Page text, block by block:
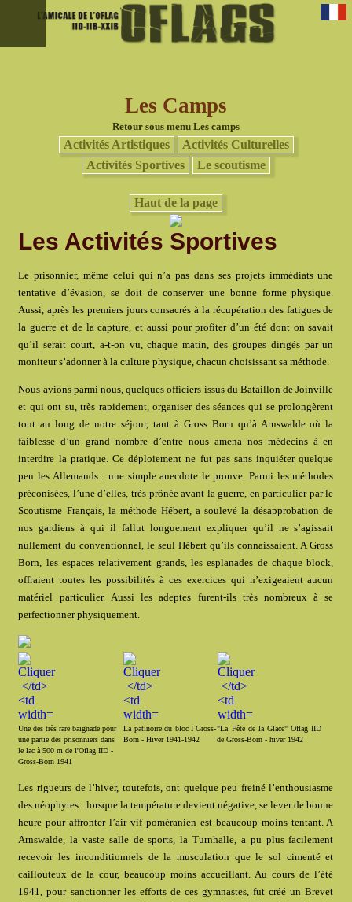
Les Camps
Retour sous menu Les camps
Activités Artistiques
Activités Culturelles
Activités Sportives
Le scoutisme
Haut de la page
Les Activités Sportives
Le prisonnier, même celui qui n’a pas dans ses projets immédiats une
tentative d’évasion, se doit de conserver une bonne forme physique.
Aussi, après les premiers jours consacrés à la récupération des fatigues de
la guerre et de la capture, et aussi pour profiter d’un été dont on savait
qu’il serait court, a-t-on vu, chaque matin, des groupes dirigés par un
moniteur s’adonner à la culture physique, chacun choisissant sa méthode.
Nous avions parmi nous, quelques officiers issus du Bataillon de Joinville
et qui ont su, très rapidement, organiser des séances qui se prolongèrent
tout au long de notre séjour, tant à Gross Born qu’à Arnswalde où la
faiblesse d’un grand nombre d’entre nous amena nos médecins à en
interdire la pratique. Ce déploiement ne fut pas sans inquiéter quelque
peu les Allemands : une simple anecdote le prouve. Parmi les méthodes
préconisées, l’une d’elles, très prônée avant la guerre, en particulier par le
Scoutisme Français, la méthode Hébert, a soulevé la désapprobation de
nos gardiens à qui il fallut longuement expliquer qu’il ne s’agissait
nullement du conventionnel, le seul Hébert qu’ils connaissaient. A Gross
Born, les espaces relativement grands, les esplanades de chaque block,
offraient toutes les possibilités à ces exercices qui n’exigeaient aucun
matériel particulier. Aussi les adeptes furent-ils très nombreux à se
perfectionner physiquement.
Une des très rare baignade pour
une partie des prisonniers dans
le lac à 500 m de l'Oflag IID -
Gross-Born 1941
La patinoire du bloc I Gross-
Born - Hiver 1941-1942
"La Fête de la Glace" Oflag IID
de Gross-Born - hiver 1942
Les rigueurs de l’hiver, toutefois, ont quelque peu freiné l’enthousiasme
des néophytes : lorsque la température devient négative, se lever de bonne
heure pour affronter l’air vif poméranien est beaucoup moins tentant. A
Arnswalde, la vaste salle de sports, la Turnhalle, a pu plus facilement
recevoir les inconditionnels de la musculation que le sol cimenté et
caillouteux de la cour, beaucoup moins accueillant. Au cours de l’été
1941, pour sanctionner les efforts de ces gymnastes, fut créé un Brevet